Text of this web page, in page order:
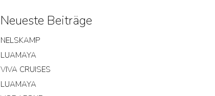
Neueste Beiträge
NELSKAMP
LUAMAYA
VIVA CRUISES
LUAMAYA